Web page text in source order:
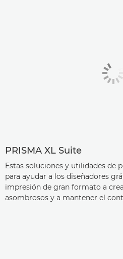
PRISMA XL Suite
Estas soluciones y utilidades de
para ayudar a los diseñadores
impresión de gran formato a
asombrosos y a mantener el